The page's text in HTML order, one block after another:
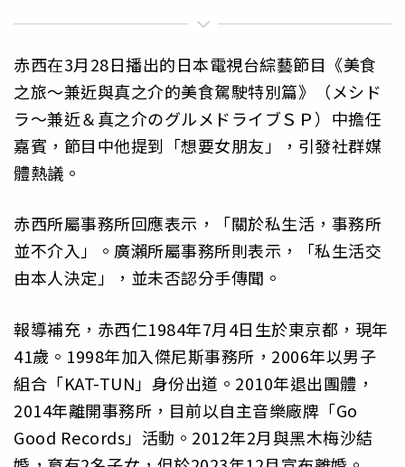
赤西在3月28日播出的日本電視台綜藝節目《美食
之旅～兼近與真之介的美食駕駛特別篇》（メシド
ラ～兼近＆真之介のグルメドライブＳＰ）中擔任
嘉賓，節目中他提到「想要女朋友」，引發社群媒
體熱議。
赤西所屬事務所回應表示，「關於私生活，事務所
並不介入」。廣瀨所屬事務所則表示，「私生活交
由本人決定」，並未否認分手傳聞。
報導補充，赤西仁1984年7月4日生於東京都，現年
41歲。1998年加入傑尼斯事務所，2006年以男子
組合「KAT-TUN」身份出道。2010年退出團體，
2014年離開事務所，目前以自主音樂廠牌「Go
Good Records」活動。2012年2月與黑木梅沙結